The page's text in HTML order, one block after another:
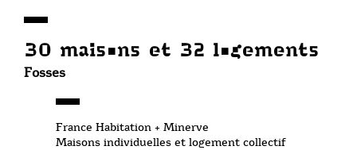
30 maisons et 32 logements
Fosses
France Habitation + Minerve
Maisons individuelles et logement collectif